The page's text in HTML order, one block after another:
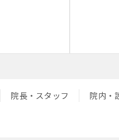
院長・スタッフ 院内・